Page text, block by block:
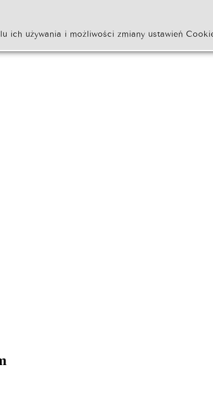
ich używania i możliwości zmiany ustawień